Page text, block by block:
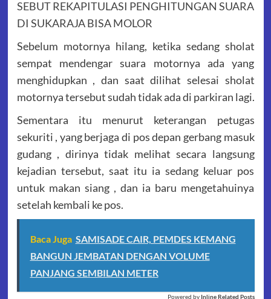
SEBUT REKAPITULASI PENGHITUNGAN SUARA
DI SUKARAJA BISA MOLOR
Sebelum motornya hilang, ketika sedang sholat
sempat mendengar suara motornya ada yang
menghidupkan , dan saat dilihat selesai sholat
motornya tersebut sudah tidak ada di parkiran lagi.
Sementara itu menurut keterangan petugas
sekuriti , yang berjaga di pos depan gerbang masuk
gudang , dirinya tidak melihat secara langsung
kejadian tersebut, saat itu ia sedang keluar pos
untuk makan siang , dan ia baru mengetahuinya
setelah kembali ke pos.
Baca Juga SAMISADE CAIR, PEMDES KEMANG
BANGUN JEMBATAN DENGAN VOLUME
PANJANG SEMBILAN METER
Powered by Inline Related Posts